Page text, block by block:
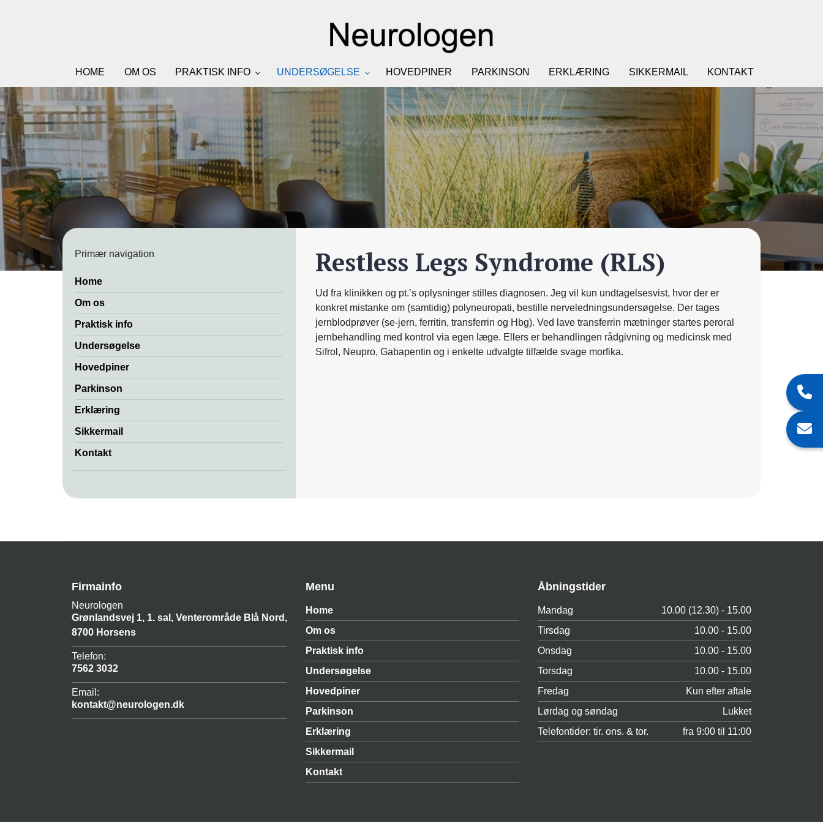
HOME
OM OS PRAKTISK INFO UNDERSØGELSE HOVEDPINER PARKINSON ERKLÆRING SIKKERMAIL KONTAKT
Restless Legs Syndrome (RLS)
Ud fra klinikken og pt.’s oplysninger stilles diagnosen. Jeg vil kun undtagelsesvist, hvor der er
konkret mistanke om (samtidig) polyneuropati, bestille nerveledningsundersøgelse. Der tages
jernblodprøver (se-jern, ferritin, transferrin og Hbg). Ved lave transferrin mætninger startes peroral
jernbehandling med kontrol via egen læge. Ellers er behandlingen rådgivning og medicinsk med
Sifrol, Neupro, Gabapentin og i enkelte udvalgte tilfælde svage morfika.
Primær navigation
Home
Om os
Praktisk info
Undersøgelse
Hovedpiner
Parkinson
Erklæring
Sikkermail
Kontakt
Firmainfo
Neurologen
Grønlandsvej 1, 1. sal, Venterområde Blå Nord,
8700 Horsens
Telefon:
7562 3032
Email:
kontakt@neurologen.dk
Menu
Home
Om os
Praktisk info
Undersøgelse
Hovedpiner
Parkinson
Erklæring
Sikkermail
Kontakt
Åbningstider
Mandag
10.00 (12.30) - 15.00
Tirsdag
10.00 - 15.00
Onsdag
10.00 - 15.00
Torsdag
10.00 - 15.00
Fredag
Kun efter aftale
Lørdag og søndag
Lukket
Telefontider: tir. ons. & tor.
fra 9:00 til 11:00